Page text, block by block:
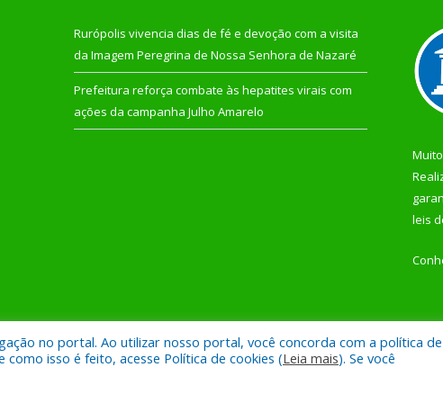
Rurópolis vivencia dias de fé e devoção com a visita
da Imagem Peregrina de Nossa Senhora de Nazaré
Prefeitura reforça combate às hepatites virais com
ações da campanha Julho Amarelo
leis
de Rurópolis. Mapa do Site
no portal. Ao utilizar nosso portal, você concorda com a política de
isso é feito, acesse Política de cookies (Leia mais). Se você